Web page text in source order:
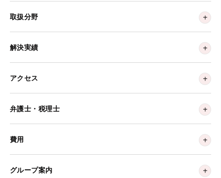
取扱分野
解決実績
アクセス
弁護士・税理士
費用
グループ案内